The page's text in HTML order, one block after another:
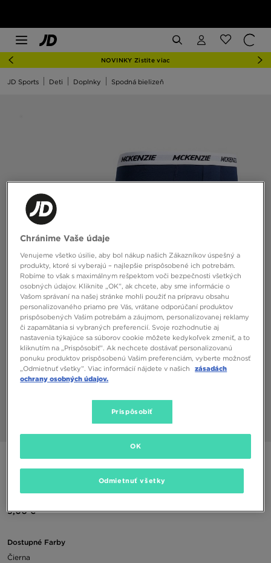
NOVINKY Zistite viac
JD Sports Deti Doplnky Spodná bielizeň
ONLY AT JD
MCKENZIE TRENKY WYATT 3 PACK JUNIOR
3,00 €
Dostupné Farby
Čierna
Chránime Vaše údaje
Venujeme všetko úsilie, aby bol nákup našich Zákazníkov úspešný a
produkty, ktoré si vyberajú – najlepšie prispôsobené ich potrebám.
Robíme to však s maximálnym rešpektom voči bezpečnosti všetkých
osobných údajov. Kliknite „OK”, ak chcete, aby sme informácie o
Vašom správaní na našej stránke mohli použiť na prípravu obsahu
personalizovaného priamo pre Vás, vrátane odporúčaní produktov
prispôsobených Vašim potrebám a záujmom, personalizovanej reklamy
či zapamätania si vybraných preferencií. Svoje rozhodnutie aj
nastavenia týkajúce sa súborov cookie môžete kedykoľvek zmeniť, a to
kliknutím na „Prispôsobiť”. Ak nechcete dostávať personalizovanú
ponuku produktov prispôsobenú Vašim preferenciám, vyberte možnosť
„Odmietnuť všetky”. Viac informácií nájdete v našich
zásadách
ochrany osobných údajov.
Prispôsobiť
Odmietnuť všetky
OK